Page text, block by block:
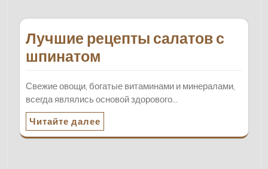
Лучшие рецепты салатов с
шпинатом
Свежие овощи, богатые витаминами и минералами,
всегда являлись основой здорового…
Читайте далее